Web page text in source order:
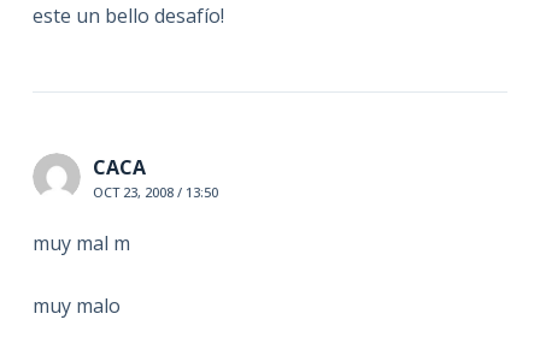
este un bello desafío!
CACA
OCT 23, 2008 / 13:50
muy mal m
muy malo